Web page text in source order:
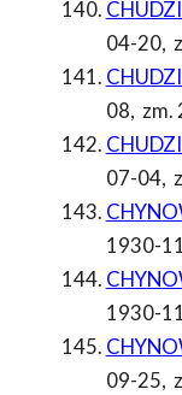
04-20,
08, zm.
07-04,
1930-
1930-
09-25,